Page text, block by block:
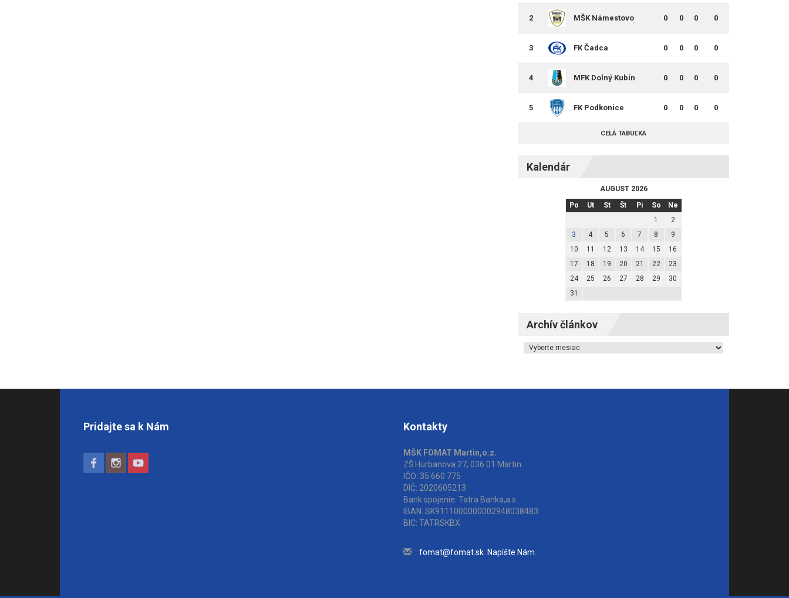
2 MŠK Námestovo 0 0 0 0
3 FK Čadca 0 0 0 0
4 MFK Dolný Kubín 0 0 0 0
5 FK Podkonice 0 0 0 0
CELÁ TABUĽKA
Kalendár
AUGUST 2026
Po
Ut St Št Pi So
Ne
1
2
3
4 5 6 7 8
9
10
11 12 13 14 15
16
17
18 19 20 21 22
23
24
25 26 27 28 29
30
31
Archív článkov
Archív článkov
Pridajte sa k Nám Kontakty
MŠK FOMAT Martin,o.z.
ZŠ Hurbanova 27, 036 01 Martin
IČO: 35 660 775
DIČ: 2020605213
Bank.spojenie: Tatra Banka,a.s.
IBAN: SK9111000000002948038483
BIC: TATRSKBX
fomat@fomat.sk. Napíšte Nám.